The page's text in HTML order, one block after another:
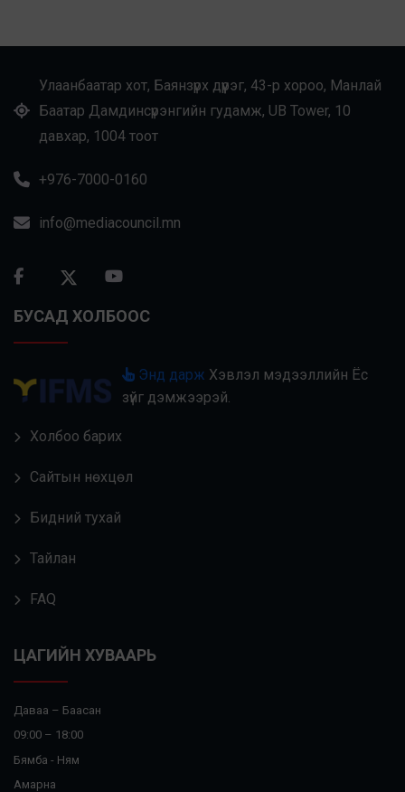
Улаанбаатар хот, Баянзүрх дүүрэг, 43-р хороо, Манлай
Баатар Дамдинсүрэнгийн гудамж, UB Tower, 10
давхар, 1004 тоот
+976-7000-0160
info@mediacouncil.mn
БУСАД ХОЛБООС
Энд дарж Хэвлэл мэдээллийн Ёс
зүйг дэмжээрэй.
Холбоо барих
Сайтын нөхцөл
Бидний тухай
Тайлан
FAQ
ЦАГИЙН ХУВААРЬ
Даваа – Баасан
09:00 – 18:00
Бямба - Ням
Амарна